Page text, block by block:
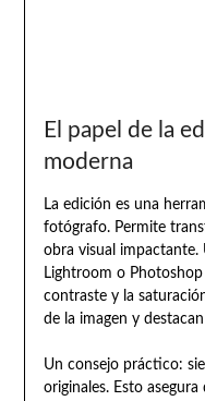
El papel de la
moderna
La edición es una
fotógrafo. Permite
obra visual
Lightroom o
contraste y la
de la imagen y
Un consejo práctico:
originales. Esto